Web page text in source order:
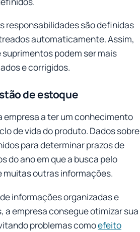
responsabilidades são definidas
automaticamente. Assim,
podem ser mais
e corrigidos.
de estoque
empresa a ter um conhecimento
de vida do produto. Dados sobre
para determinar prazos de
do ano em que a busca pelo
muitas outras informações.
informações organizadas e
empresa consegue otimizar sua
problemas comoefeito